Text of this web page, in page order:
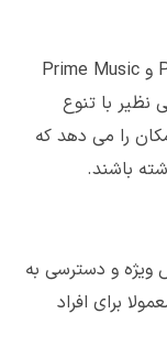
دسترسی به پلتفرم های مانند Prime Video و Prime Music
نظیر با تنوع
را می دهد که
باشند.
ویژه و دسترسی به
برای افراد